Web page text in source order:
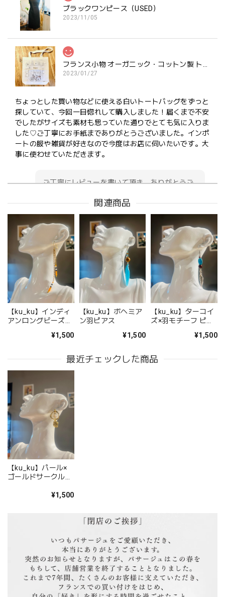
ブラックワンピース（USED）
2023/11/05
フランス小物 オーガニック・コットン製 トートバッグ『BOUTIQUE BLANC』
2023/01/27
ちょっとした買い物などに使える白いトートバッグをずっと
探していて、今回一目惚れして購入しました！届くまで不安
でしたがサイズも素材も思っていた通りでとても気に入りま
した♡ご丁寧にお手紙までありがとうございました。インポ
ートの服や雑貨が好きなので今度はお店に伺いたいです。大
事に使わせていただきます。
ご丁寧にレビューを書いて頂き、ありがとうご
しゃる機会がありましたら 是非お店にもお立ち
寄りくださいませ！ ありがとうございます♪
2022/03/27
【Aubade】ダブルパデッドブラSKIN&TB ボクサー SKINカラー(TB70)Fleur de tattoo
2022/03/21
水着E
2021/07/03
肩紐の長さが調節出来るのでチビな私にはとても助かりまし
た。 思っていた通りの雰囲気で、今年の夏 大活躍間違い
無し！です。
夏にたくさん活躍してもらえると嬉しいです。
とっても嬉しいレビュー書いていただき、あり
がとうございます！ また是非よろしくお願い致
します。
関連商品
【ku_ku】インディ
アンロングビーズピ
¥1,500
【ku_ku】ボヘミア
ン羽ピアス
¥1,500
【ku_ku】ターコイ
ズ×羽モチーフ ピア
¥1,500
最近チェックした商品
【ku_ku】パール×
ゴールドサークルピ
¥1,500